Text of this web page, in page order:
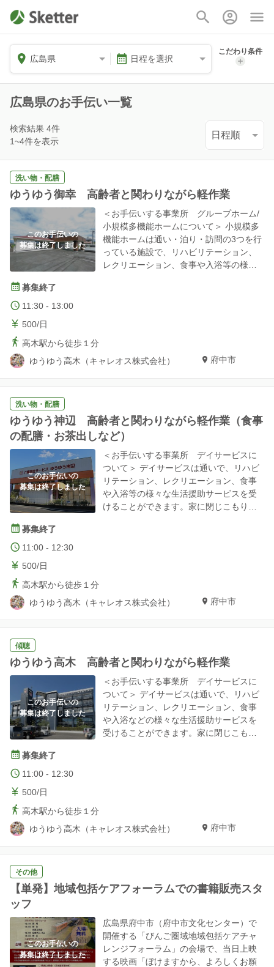
広島県 日程を選択
こだわり条件
広島県のお手伝い一覧
検索結果 4件
1~4件を表示
洗い物・配膳
ゆうゆう御幸 高齢者と関わりながら軽作業
このお手伝いの
募集は終了しました
＜お手伝いする事業所 グループホーム/
小規模多機能ホームについて＞ 小規模多
機能ホームは通い・泊り・訪問の3つを行
っている施設で、リハビリテーション、
レクリエーション、食事や入浴等の様々
お客様との交流、食事準備、配膳、下
膳、お茶の準備、洗い物など ＜場所につ
いて＞ 施設名称：ゆうゆう御幸 住所：広
募集終了
11:30 - 13:00
500/日
高木駅から徒歩１分
ゆうゆう高木（キャレオス株式会社）
府中市
洗い物・配膳
ゆうゆう神辺 高齢者と関わりながら軽作業（食事
の配膳・お茶出しなど）
このお手伝いの
募集は終了しました
＜お手伝いする事業所 デイサービスに
ついて＞ デイサービスは通いで、リハビ
リテーション、レクリエーション、食事
や入浴等の様々な生活援助サービスを受
けることができます。家に閉じこもりが
所＞ 施設名称：ゆうゆう神辺 住所：広島
県福山市神辺町上御領1444-1
募集終了
11:00 - 12:30
500/日
高木駅から徒歩１分
ゆうゆう高木（キャレオス株式会社）
府中市
傾聴
ゆうゆう高木 高齢者と関わりながら軽作業
このお手伝いの
募集は終了しました
＜お手伝いする事業所 デイサービスに
ついて＞ デイサービスは通いで、リハビ
リテーション、レクリエーション、食事
や入浴などの様々な生活援助サービスを
受けることができます。家に閉じこもり
＞ 施設名称：ゆうゆう高木 住所：広島県
府中市高木町20-1 アクセス：【最寄り
駅】JR福塩線 高木駅（徒歩5分程度）
募集終了
11:00 - 12:30
500/日
高木駅から徒歩１分
ゆうゆう高木（キャレオス株式会社）
府中市
その他
【単発】地域包括ケアフォーラムでの書籍販売スタ
ッフ
このお手伝いの
募集は終了しました
広島県府中市（府中市文化センター）で
開催する「びんご圏域地域包括ケアチャ
レンジフォーラム」の会場で、当日上映
する映画「ぼけますから、よろしくお願